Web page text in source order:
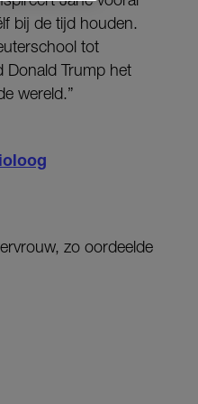
bij de tijd houden.
tot
Donald Trump het
wereld.”
zo oordeelde